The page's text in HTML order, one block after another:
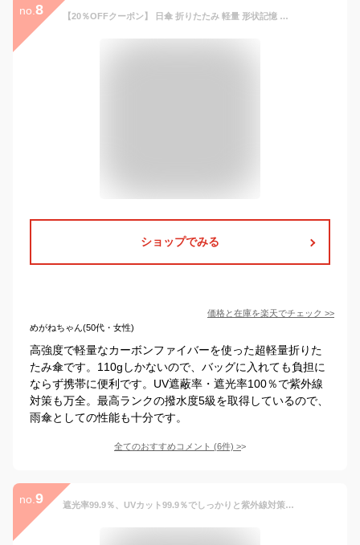
no. 8 【20％OFFクーポン】 日傘 折りたたみ 軽量 形状記憶 完全遮光 遮熱 折りたたみ傘 晴雨兼用 超軽量 東レ製 カーボンファイバー コンパクト 雨傘 レディース メンズ 折り畳み傘 uv 100 ギフト 梅雨対策 U.Light airy【KIZAWA公式】
ショップでみる
価格と在庫を楽天でチェック >>
めがねちゃん(50代・女性)
高強度で軽量なカーボンファイバーを使った超軽量折りた
たみ傘です。110gしかないので、バッグに入れても負担に
ならず携帯に便利です。UV遮蔽率・遮光率100％で紫外線
対策も万全。最高ランクの撥水度5級を取得しているので、
雨傘としての性能も十分です。
全てのおすすめコメント (6件) >
no. 9 遮光率99.9％、UVカット99.9％でしっかりと紫外線対策！晴雨兼用 コンパクト 超軽量折畳傘 超軽量カーボンミニ傘 ネイビー【沖縄・離島除